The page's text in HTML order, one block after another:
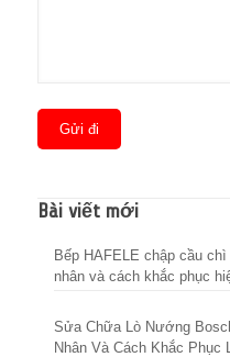
Bài viết mới
Bếp HAFELE chập cầu
nhân và cách khắc phục
Sửa Chữa Lò Nướng
Nhân Và Cách Khắc Phục